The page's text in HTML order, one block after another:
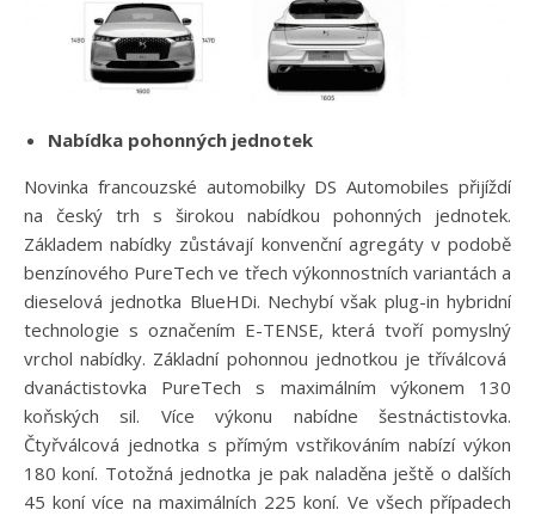
Nabídka pohonných jednotek
Novinka francouzské automobilky DS Automobiles přijíždí
na český trh s širokou nabídkou pohonných jednotek.
Základem nabídky zůstávají konvenční agregáty v podobě
benzínového PureTech ve třech výkonnostních variantách a
dieselová jednotka BlueHDi. Nechybí však plug-in hybridní
technologie s označením E-TENSE, která tvoří pomyslný
vrchol nabídky. Základní pohonnou jednotkou je tříválcová
dvanáctistovka PureTech s maximálním výkonem 130
koňských sil. Více výkonu nabídne šestnáctistovka.
Čtyřválcová jednotka s přímým vstřikováním nabízí výkon
180 koní. Totožná jednotka je pak naladěna ještě o dalších
45 koní více na maximálních 225 koní. Ve všech případech